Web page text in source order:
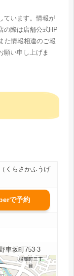
ています。情報が
の際は店舗公式HP
た情報相違のご報
願い申し上げま
くらさかふうげ
で予約
車坂町753-3